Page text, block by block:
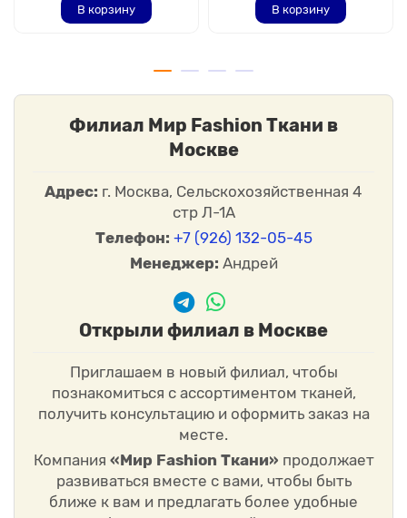
В корзину В корзину
Филиал Мир Fashion Ткани в
Москве
Адрес: г. Москва, Сельскохозяйственная 4
стр Л-1А
Телефон: +7 (926) 132-05-45
Менеджер: Андрей
Открыли филиал в Москве
Приглашаем в новый филиал, чтобы
познакомиться с ассортиментом тканей,
получить консультацию и оформить заказ на
месте.
Компания «Мир Fashion Ткани» продолжает
развиваться вместе с вами, чтобы быть
ближе к вам и предлагать более удобные